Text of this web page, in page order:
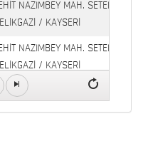
NAZIMBEY MAH. SETENÖNÜ
/ KAYSERİ
NAZIMBEY MAH. SETENÖNÜ
/ KAYSERİ
Mahallesi, Orgeneral Eşref Bitlis